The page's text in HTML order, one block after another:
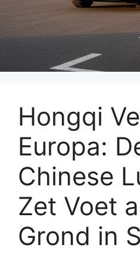
Hongqi
Europa:
Chinese
Zet Voet
Grond in